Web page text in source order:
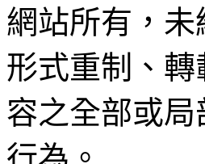
網站所有，
形式重制、
容之全部或